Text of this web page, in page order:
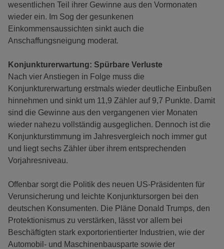
wesentlichen Teil ihrer Gewinne aus den Vormonaten
wieder ein. Im Sog der gesunkenen
Einkommensaussichten sinkt auch die
Anschaffungsneigung moderat.
Konjunkturerwartung: Spürbare Verluste
Nach vier Anstiegen in Folge muss die
Konjunkturerwartung erstmals wieder deutliche Einbußen
hinnehmen und sinkt um 11,9 Zähler auf 9,7 Punkte. Damit
sind die Gewinne aus den vergangenen vier Monaten
wieder nahezu vollständig ausgeglichen. Dennoch ist die
Konjunkturstimmung im Jahresvergleich noch immer gut
und liegt sechs Zähler über ihrem entsprechenden
Vorjahresniveau.
Offenbar sorgt die Politik des neuen US-Präsidenten für
Verunsicherung und leichte Konjunktursorgen bei den
deutschen Konsumenten. Die Pläne Donald Trumps, den
Protektionismus zu verstärken, lässt vor allem bei
Beschäftigten stark exportorientierter Industrien, wie der
Automobil- und Maschinenbausparte sowie der